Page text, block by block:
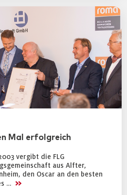
Mal erfolgreich
vergibt die FLG
aus Alfter,
den Oscar an den besten
… >>